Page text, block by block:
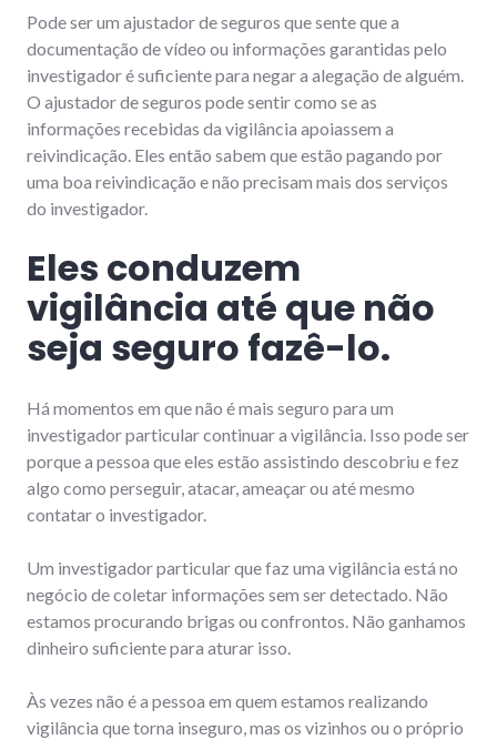
Pode ser um ajustador de seguros que sente que a
documentação de vídeo ou informações garantidas pelo
investigador é suficiente para negar a alegação de alguém.
O ajustador de seguros pode sentir como se as
informações recebidas da vigilância apoiassem a
reivindicação. Eles então sabem que estão pagando por
uma boa reivindicação e não precisam mais dos serviços
do investigador.
Eles conduzem
vigilância até que não
seja seguro fazê-lo.
Há momentos em que não é mais seguro para um
investigador particular continuar a vigilância. Isso pode ser
porque a pessoa que eles estão assistindo descobriu e fez
algo como perseguir, atacar, ameaçar ou até mesmo
contatar o investigador.
Um investigador particular que faz uma vigilância está no
negócio de coletar informações sem ser detectado. Não
estamos procurando brigas ou confrontos. Não ganhamos
dinheiro suficiente para aturar isso.
Às vezes não é a pessoa em quem estamos realizando
vigilância que torna inseguro, mas os vizinhos ou o próprio